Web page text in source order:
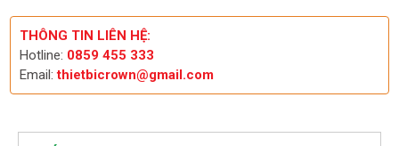
THÔNG TIN LIÊN HỆ:
Hotline: 0859 455 333
Email:thietbicrown@gmail.com